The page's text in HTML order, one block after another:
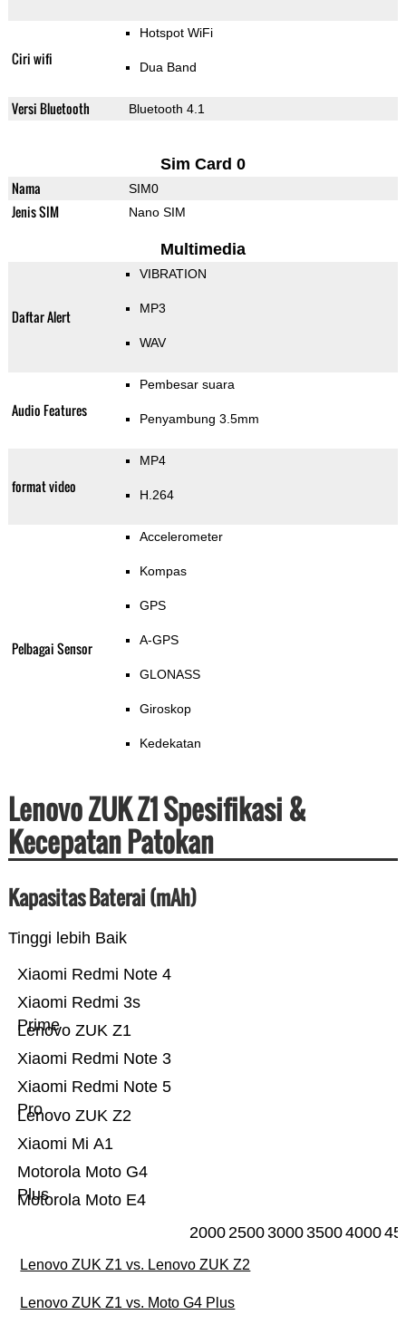
Ciri wifi
Hotspot WiFi
Dua Band
Versi Bluetooth Bluetooth 4.1
Sim Card 0
Nama SIM0
Jenis SIM Nano SIM
Multimedia
Daftar Alert
VIBRATION
MP3
WAV
Audio Features
Pembesar suara
Penyambung 3.5mm
format video
MP4
H.264
Pelbagai Sensor
Accelerometer
Kompas
GPS
A-GPS
GLONASS
Giroskop
Kedekatan
Lenovo ZUK Z1 Spesifikasi &
Kecepatan Patokan
Kapasitas Baterai (mAh)
Tinggi lebih Baik
Motorola Moto E4
Motorola Moto G4
Plus
Xiaomi Mi A1
Lenovo ZUK Z2
Xiaomi Redmi Note 5
Pro
Xiaomi Redmi Note 3
Lenovo ZUK Z1
Xiaomi Redmi 3s
Prime
Xiaomi Redmi Note 4
20002500300035004000
Lenovo ZUK Z1 vs. Lenovo ZUK Z2
Lenovo ZUK Z1 vs. Moto G4 Plus